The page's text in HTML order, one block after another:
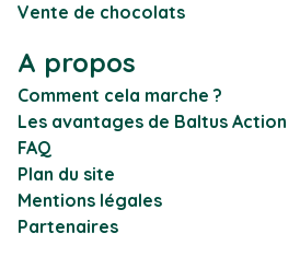
Vente de chocolats
A propos
Comment cela marche ?
Les avantages de Baltus Action
FAQ
Plan du site
Mentions légales
Partenaires